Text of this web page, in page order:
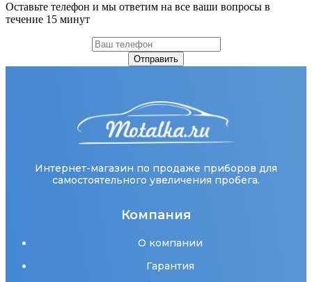
Оставьте телефон и мы ответим на все ваши вопросы в
течение 15 минут
Отправить
Интернет-магазин по продаже приборов для
самостоятельного увеличения пробега.
Компания
О компании
Гарантия